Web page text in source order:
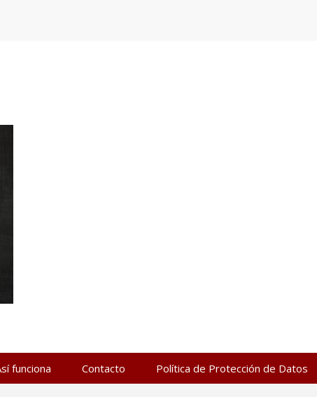
funciona Contacto Política de Protección de Datos